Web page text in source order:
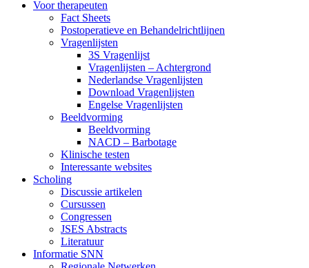
Voor therapeuten
Fact Sheets
Postoperatieve en Behandelrichtlijnen
Vragenlijsten
3S Vragenlijst
Vragenlijsten – Achtergrond
Nederlandse Vragenlijsten
Download Vragenlijsten
Engelse Vragenlijsten
Beeldvorming
Beeldvorming
NACD – Barbotage
Klinische testen
Interessante websites
Scholing
Discussie artikelen
Cursussen
Congressen
JSES Abstracts
Literatuur
Informatie SNN